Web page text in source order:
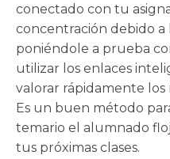
conectado con tu
concentración debido a
poniéndole a prueba
utilizar los enlaces
valorar rápidamente
Es un buen método
temario el alumnado
tus próximas clases.